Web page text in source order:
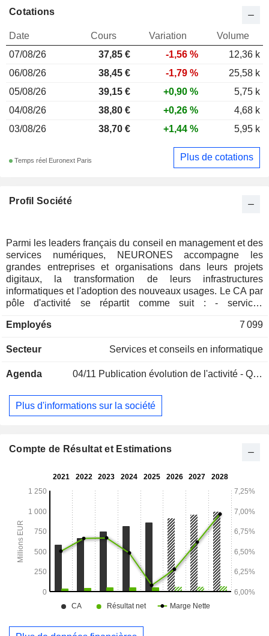
Profil Société
Parmi les leaders français du conseil en management et des
services numériques, NEURONES accompagne les
grandes entreprises et organisations dans leurs projets
digitaux, la transformation de leurs infrastructures
informatiques et l'adoption des nouveaux usages. Le CA par
pôle d'activité se répartit comme suit : - services
automatisation des infrastructures, digital workplace,
(33,8%) : projets digitaux (agile, UX/UI, devops, mobilité,
big data, IA, blockchain, finance de marché, etc. ; - conseil
digitale. Le CA par source de revenu se ventile entre ventes
de services (99,6%) et ventes de logiciels et d'équipements
Employés 7 099
Secteur Services et conseils en informatique
Agenda 04/11 Publication évolution de l'activité - Q3 2026
Plus d'informations sur la société
Cotations
Date Cours Variation
Volume
07/08/26
37,85 € -1,56 %
12,36 k
06/08/26
38,45 € -1,79 %
25,58 k
05/08/26
39,15 € +0,90 %
5,75 k
04/08/26
38,80 € +0,26 %
4,68 k
03/08/26
38,70 € +1,44 % 5,95 k
Temps réel Euronext Paris Plus de cotations
Compte de Résultat et Estimations